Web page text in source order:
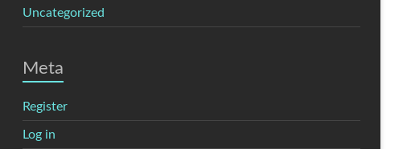
Uncategorized
Meta
Register
Log in